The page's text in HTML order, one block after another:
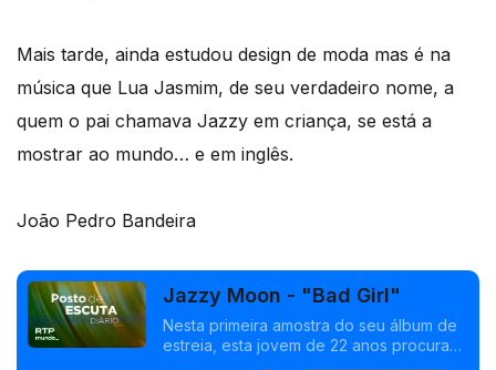
Mais tarde, ainda estudou design de moda mas é na
música que Lua Jasmim, de seu verdadeiro nome, a
quem o pai chamava Jazzy em criança, se está a
mostrar ao mundo… e em inglês.
João Pedro Bandeira
Jazzy Moon - "Bad Girl"
Nesta primeira amostra do seu álbum de
estreia, esta jovem de 22 anos procura